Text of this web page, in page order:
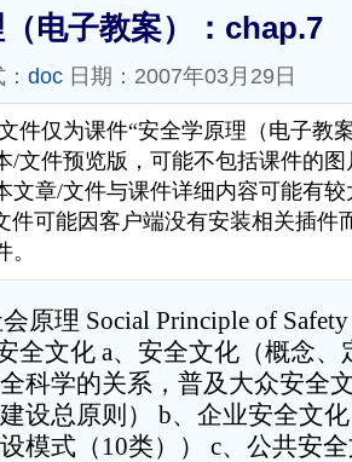
电子教案）：chap.7
doc 日期：2007年03月29日
件仅为课件“安全学原理（电子教
/文件预览版，可能不包括课件的
文章/文件与课件详细内容可能有
件可能因客户端没有安装相关插件
原理 Social Principle of
全文化 a、安全文化（概念
科学的关系，普及大众安全
设总原则） b、企业安全文
模式（10类）） c、公共安